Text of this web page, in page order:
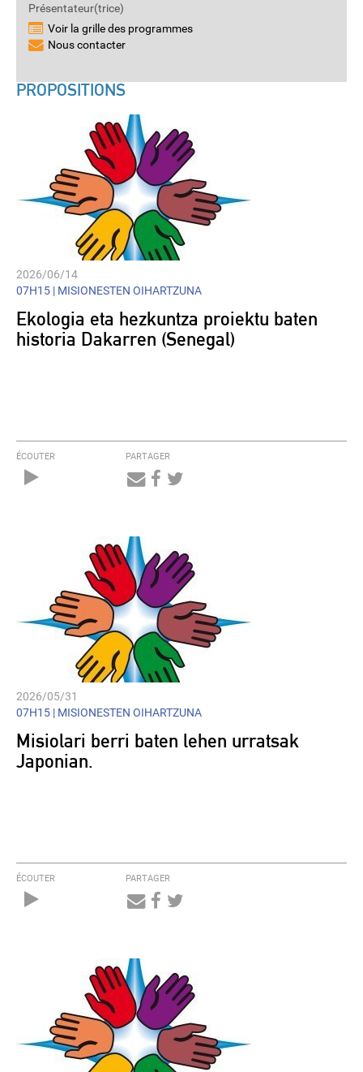
Présentateur(trice)
Voir la grille des programmes
Nous contacter
PROPOSITIONS
2026/06/14
07H15 | MISIONESTEN OIHARTZUNA
Ekologia eta hezkuntza proiektu baten
historia Dakarren (Senegal)
ÉCOUTER PARTAGER
2026/05/31
07H15 | MISIONESTEN OIHARTZUNA
Misiolari berri baten lehen urratsak
Japonian.
ÉCOUTER PARTAGER